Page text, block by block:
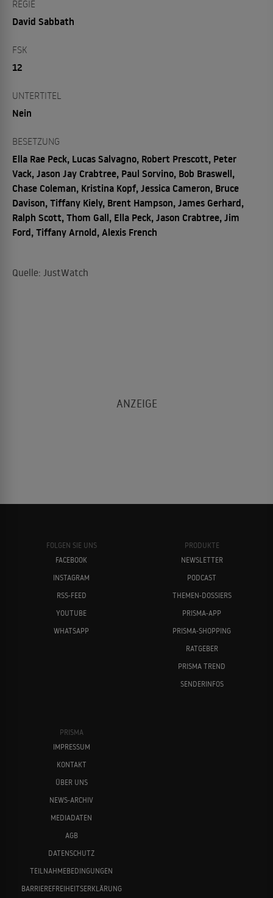
REGIE
David Sabbath
FSK
12
UNTERTITEL
Nein
BESETZUNG
Ella Rae Peck, Lucas Salvagno, Robert Prescott, Peter
Vack, Jason Jay Crabtree, Paul Sorvino, Bob Braswell,
Chase Coleman, Kristina Kopf, Jessica Cameron, Bruce
Davison, Tiffany Kiely, Brent Hampson, James Gerhard,
Ralph Scott, Thom Gall, Ella Peck, Jason Crabtree, Jim
Ford, Tiffany Arnold, Alexis French
Quelle: JustWatch
FOLGEN SIE UNS
FACEBOOK
INSTAGRAM
RSS-FEED
YOUTUBE
WHATSAPP
PRODUKTE
NEWSLETTER
PODCAST
THEMEN-DOSSIERS
PRISMA-APP
PRISMA-SHOPPING
RATGEBER
PRISMA TREND
SENDERINFOS
PRISMA
IMPRESSUM
KONTAKT
ÜBER UNS
NEWS-ARCHIV
MEDIADATEN
AGB
DATENSCHUTZ
TEILNAHMEBEDINGUNGEN
BARRIEREFREIHEITSERKLÄRUNG